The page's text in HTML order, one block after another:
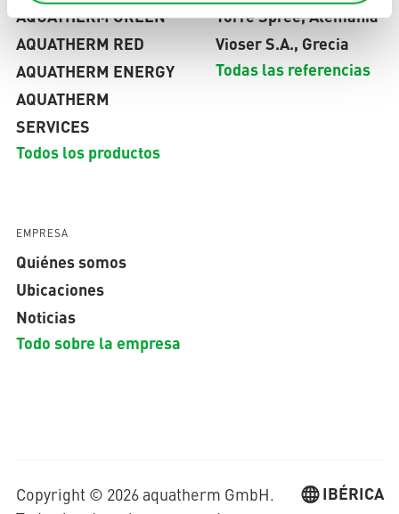
AQUATHERM GREEN
AQUATHERM RED
AQUATHERM ENERGY
AQUATHERM
SERVICES
Todos los productos
Torre Spree, Alemania
Vioser S.A., Grecia
Todas las referencias
EMPRESA
Quiénes somos
Ubicaciones
Noticias
Todo sobre la empresa
Copyright © 2026 aquatherm GmbH.
IBÉRICA